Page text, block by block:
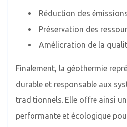
Réduction des
Préservation des
Amélioration de la
Finalement, la géothermie
durable et responsable aux
traditionnels. Elle offre ainsi
performante et écologique